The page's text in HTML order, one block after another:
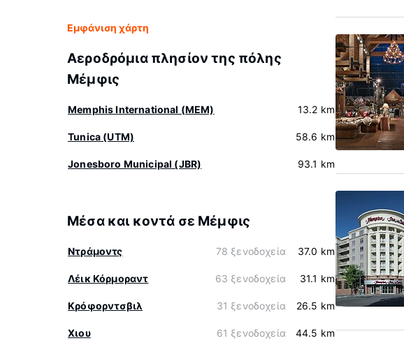
Εμφάνιση χάρτη
Αεροδρόμια πλησίον της πόλης
Μέμφις
Memphis International (MEM) 13.2 km
Tunica (UTM) 58.6 km
Jonesboro Municipal (JBR) 93.1 km
Μέσα και κοντά σε Μέμφις
Ντράμοντς 78 ξενοδοχεία 37.0 km
Λέικ Κόρμοραντ 63 ξενοδοχεία 31.1 km
Κρόφορντσβιλ 31 ξενοδοχεία 26.5 km
Χιου 61 ξενοδοχεία 44.5 km